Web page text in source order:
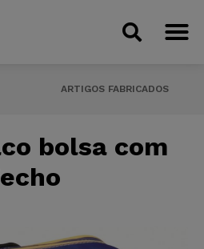
ARTIGOS FABRICADOS
bolsa com